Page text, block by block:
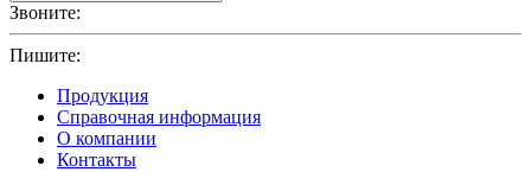
Звоните:
Пишите:
Продукция
Справочная информация
О компании
Контакты